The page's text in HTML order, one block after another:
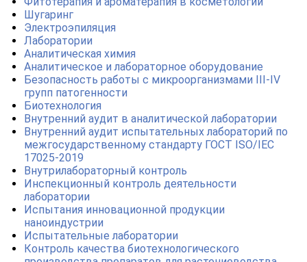
Шугаринг
Электроэпиляция
Лаборатории
Аналитическая химия
Аналитическое и лабораторное оборудование
Безопасность работы с микроорганизмами III-IV
групп патогенности
Биотехнология
Внутренний аудит в аналитической лаборатории
Внутренний аудит испытательных лабораторий по
межгосударственному стандарту ГОСТ ISO/IEC
17025-2019
Внутрилабораторный контроль
Инспекционный контроль деятельности
лаборатории
Испытания инновационной продукции
наноиндустрии
Испытательные лаборатории
Контроль качества биотехнологического